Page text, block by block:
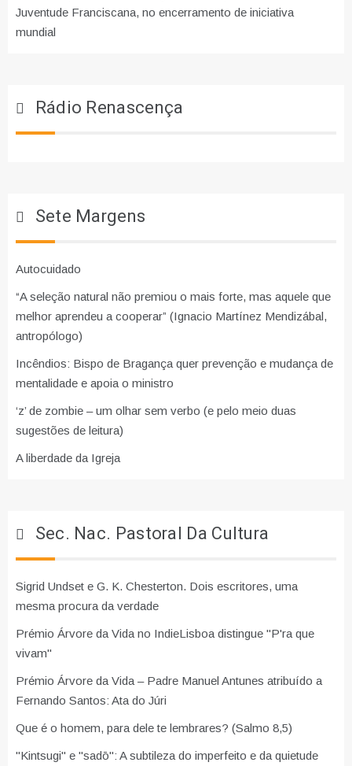
Juventude Franciscana, no encerramento de iniciativa
mundial
Rádio Renascença
Sete Margens
Autocuidado
“A seleção natural não premiou o mais forte, mas aquele que
melhor aprendeu a cooperar” (Ignacio Martínez Mendizábal,
antropólogo)
Incêndios: Bispo de Bragança quer prevenção e mudança de
mentalidade e apoia o ministro
‘z’ de zombie – um olhar sem verbo (e pelo meio duas
sugestões de leitura)
A liberdade da Igreja
Sec. Nac. Pastoral Da Cultura
Sigrid Undset e G. K. Chesterton. Dois escritores, uma
mesma procura da verdade
Prémio Árvore da Vida no IndieLisboa distingue "P'ra que
vivam"
Prémio Árvore da Vida – Padre Manuel Antunes atribuído a
Fernando Santos: Ata do Júri
Que é o homem, para dele te lembrares? (Salmo 8,5)
"Kintsugi" e "sadō": A subtileza do imperfeito e da quietude